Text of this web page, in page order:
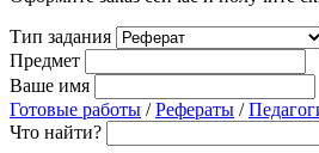
Тип задания
Предмет
Ваше имя
Готовые работы /Рефераты /
Что найти?